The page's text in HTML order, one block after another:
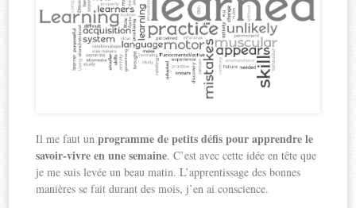
Il me faut unprogramme de petits défis pour apprendre le
savoir-vivre en une semaine. C’est avec cette idée en tête que
je me suis levée un beau matin. L’apprentissage des bonnes
manières se fait durant des mois, j’en ai conscience.